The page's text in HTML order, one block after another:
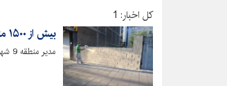
کل اخبار: 1
بیش از ۱۵۰۰ مترمربع از جداره‌های شهری رنگ‌آمیزی شد
مدیر منطقه 9 شهرداری کرج گفت: بیش از 1500 متر مربع از جداره‌های شهری منطقه 9 رنگ آمیزی شد.